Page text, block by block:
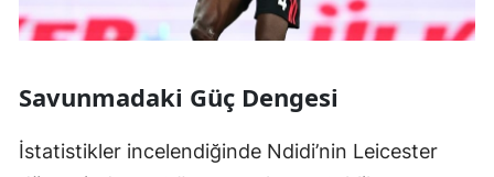
Savunmadaki Güç Dengesi
İstatistikler incelendiğinde Ndidi’nin Leicester